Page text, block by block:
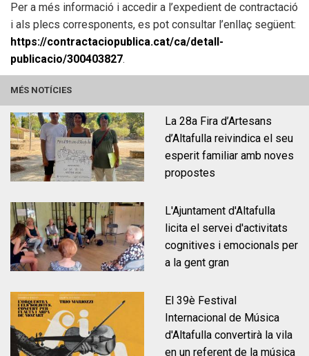
Ajuntament
Òrgans de govern i funcions
Vídeo Acta
Per a més informació i accedir a l’expedient de contractació
i als plecs corresponents, es pot consultar l’enllaç següent:
https://contractaciopublica.cat/ca/detall-
publicacio/300403827.
MÉS NOTÍCIES
La 28a Fira d’Artesans
d’Altafulla reivindica el seu
esperit familiar amb noves
propostes
L'Ajuntament d'Altafulla
licita el servei d'activitats
cognitives i emocionals per
a la gent gran
El 39è Festival
Internacional de Música
d'Altafulla convertirà la vila
en un referent de la música